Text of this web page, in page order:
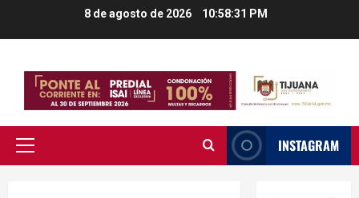
8 de agosto de 2026 10:58:32 PM
Menú
INSTAGRAM